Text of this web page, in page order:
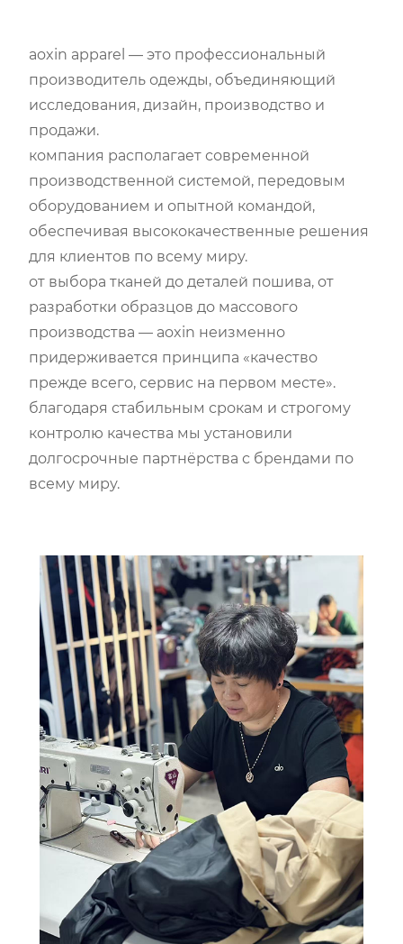
aoxin apparel — это профессиональный
производитель одежды, объединяющий
исследования, дизайн, производство и
продажи.
компания располагает современной
производственной системой, передовым
оборудованием и опытной командой,
обеспечивая высококачественные решения
для клиентов по всему миру.
от выбора тканей до деталей пошива, от
разработки образцов до массового
производства — aoxin неизменно
придерживается принципа «качество
прежде всего, сервис на первом месте».
благодаря стабильным срокам и строгому
контролю качества мы установили
долгосрочные партнёрства с брендами по
всему миру.